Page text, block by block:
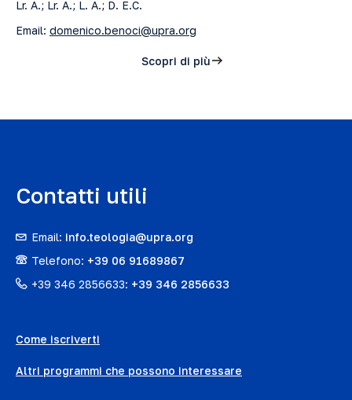
Lr. A.; Lr. A.; L. A.; D. E.C.
Email: domenico.benoci@upra.org
Scopri di più
Contatti utili
Email: info.teologia@upra.org
Telefono: +39 06 91689867
+39 346 2856633: +39 346 2856633
Come iscriverti
Altri programmi che possono interessare